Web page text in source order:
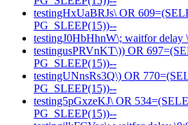
testingHxUaBRJs\ OR
PG_SLEEP(15))--
testingJ0HbHhnW\; waitfor delay
testingusPRVnKT\)) OR
PG_SLEEP(15))--
testingUNnsRs3Q\) OR
PG_SLEEP(15))--
testing5pGxzeKJ\ OR
PG_SLEEP(15))--